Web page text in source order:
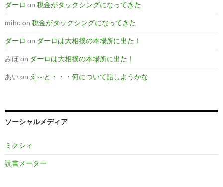
ダーロ on 税金がタックシングになってきた
mihoon 税金がタックシングになってきた
ダーロ on ダーロは大相撲の本場所に出た！
みほ on ダーロは大相撲の本場所に出た！
あい on え～と・・・何について話しようかな
ソーシャルメディア
ミクシィ
読書メーター